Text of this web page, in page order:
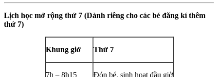
Lịch học mở rộng thứ 7 (Dành riêng cho các bé đăng kí thêm
thứ 7)
Khung giờ Thứ 7
7h – 8h15 Đón bé, sinh hoạt đầu giờ